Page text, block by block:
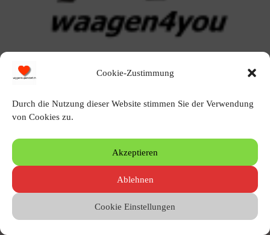
Cookie-Zustimmung
Durch die Nutzung dieser Website stimmen Sie der Verwendung
von Cookies zu.
Akzeptieren
Ablehnen
Cookie Einstellungen
Schreibe einen Kommentar
Du musst angemeldet sein, um einen Kommentar zu erstellen.
© 2010 – 2026 by Heinz Wigger